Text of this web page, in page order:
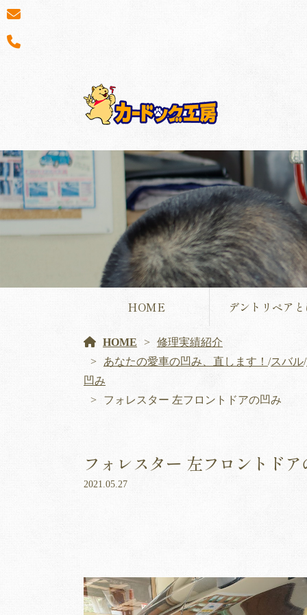
HOME デントリペア
HOME
修理実績紹介
あなたの愛車の凹み、直します！ /スバル/
凹み
フォレスター 左フロントドアの凹み
フォレスター 左フロントド
2021.05.27